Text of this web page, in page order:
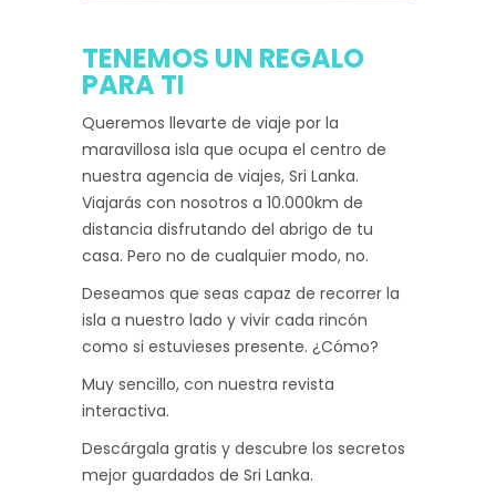
TENEMOS UN REGALO
PARA TI
Queremos llevarte de viaje por la
maravillosa isla que ocupa el centro de
nuestra agencia de viajes, Sri Lanka.
Viajarás con nosotros a 10.000km de
distancia disfrutando del abrigo de tu
casa. Pero no de cualquier modo, no.
Deseamos que seas capaz de recorrer la
isla a nuestro lado y vivir cada rincón
como si estuvieses presente. ¿Cómo?
Muy sencillo, con nuestra revista
interactiva.
Descárgala gratis y descubre los secretos
mejor guardados de Sri Lanka.